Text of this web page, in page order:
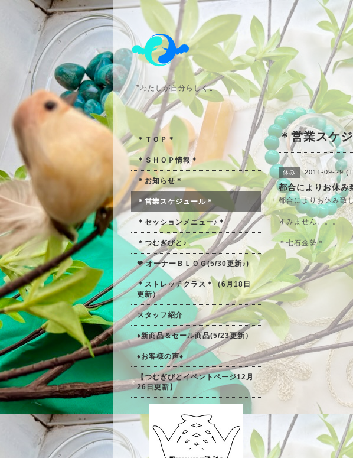
〝わたしが自分らしく〟
＊営業スケ
休み 2011-09-29
都合によりお休み
都合によりお休み致
すみません。。。
＊七石金勢＊
＊ＴＯＰ＊
＊ＳＨＯＰ情報＊
＊お知らせ＊
＊営業スケジュール＊
＊セッションメニュー♪＊
＊つむぎびと♪
❤ オーナーＢＬＯＧ(5/30更新♪)
＊ストレッチクラス＊（6月18日
更新）
スタッフ紹介
♦新商品＆セール商品(5/23更新）
♦お客様の声♦
【つむぎびとイベントページ12月
26日更新】